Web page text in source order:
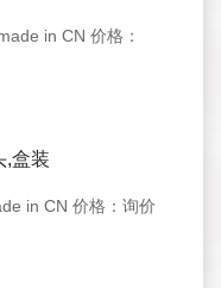
in CN 价格：
,盒装
in CN 价格：询价